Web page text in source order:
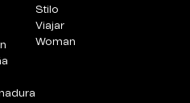
Stilo
Viajar
Woman